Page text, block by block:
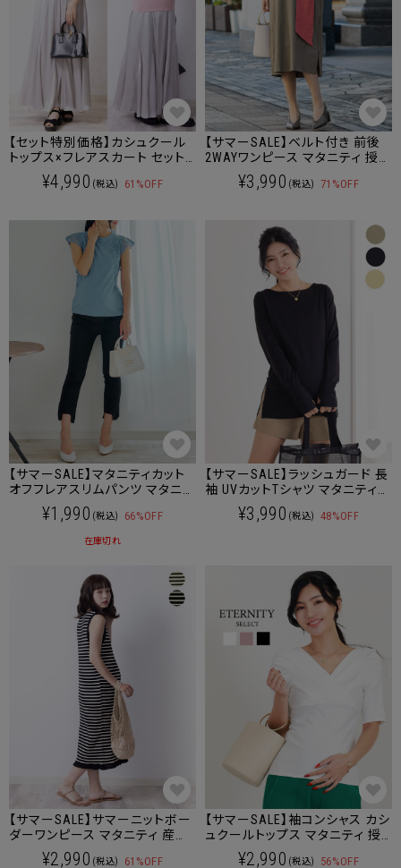
【セット特別価格】カシュクール
トップス×フレアスカート セット
アップ マタニティ 授乳服 産後も
使える¥4,990 (税込) 61%OFF
【サマーSALE】ベルト付き 前後
2WAYワンピース マタニティ 授
乳服 産後も使える
¥3,990 (税込) 71%OFF
【サマーSALE】マタニティカット
オフフレアスリムパンツ マタニテ
ィ 産後も使える
¥1,990 (税込) 66%OFF
在庫切れ
【サマーSALE】ラッシュガード 長
袖 UVカットTシャツ マタニティ
¥3,990 (税込) 48%OFF
【サマーSALE】サマーニットボー
ダーワンピース マタニティ 産後
も使える¥2,990 (税込) 61%OFF
【サマーSALE】袖コンシャス カシ
ュクールトップス マタニティ 授
乳服 産後も使える
¥2,990 (税込) 56%OFF